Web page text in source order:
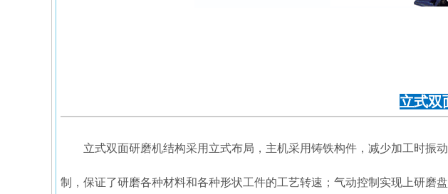
立式双
立式双面研磨机结构采用立式布局，主机采用铸铁构件，减少加工时振
制，保证了研磨各种材料和各种形状工件的工艺转速；气动控制实现上研磨